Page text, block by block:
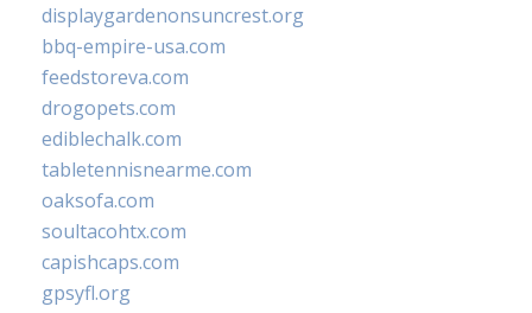
displaygardenonsuncrest.org
bbq-empire-usa.com
feedstoreva.com
drogopets.com
ediblechalk.com
tabletennisnearme.com
oaksofa.com
soultacohtx.com
capishcaps.com
gpsyfl.org